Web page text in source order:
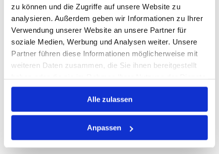
zu können und die Zugriffe auf unsere Website zu
analysieren. Außerdem geben wir Informationen zu Ihrer
Verwendung unserer Website an unsere Partner für
soziale Medien, Werbung und Analysen weiter. Unsere
Partner führen diese Informationen möglicherweise mit
weiteren Daten zusammen, die Sie ihnen bereitgestellt
gesammelt haben.
Alle zulassen
Anpassen
Nicht auf Lager
VARIANTEN